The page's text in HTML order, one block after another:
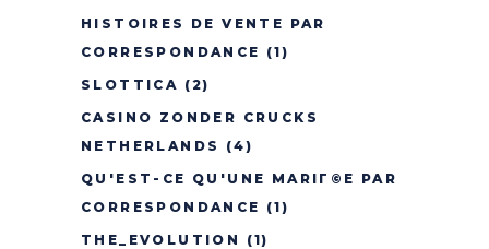
HISTOIRES DE VENTE PAR
CORRESPONDANCE (1)
SLOTTICA (2)
CASINO ZONDER CRUCKS
NETHERLANDS
(4)
QU'EST-CE QU'UNE MARIГ©E PAR
CORRESPONDANCE (1)
THE_EVOLUTION
(1)